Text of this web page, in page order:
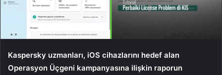
Kaspersky uzmanları, iOS cihazlarını hedef alan
Operasyon Üçgeni kampanyasına ilişkin raporun